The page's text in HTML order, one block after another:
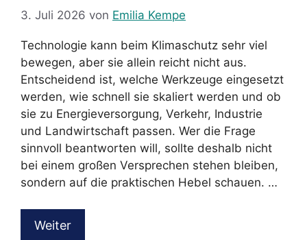
3. Juli 2026 von Emilia Kempe
Technologie kann beim Klimaschutz sehr viel
bewegen, aber sie allein reicht nicht aus.
Entscheidend ist, welche Werkzeuge eingesetzt
werden, wie schnell sie skaliert werden und ob
sie zu Energieversorgung, Verkehr, Industrie
und Landwirtschaft passen. Wer die Frage
sinnvoll beantworten will, sollte deshalb nicht
bei einem großen Versprechen stehen bleiben,
sondern auf die praktischen Hebel schauen. …
Weiter